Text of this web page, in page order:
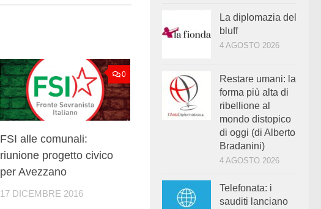
0
FSI alle comunali:
riunione progetto civico
per Avezzano
17 DICEMBRE 2016
La diplomazia del
bluff
4 AGOSTO 2026
Restare umani: la
forma più alta di
ribellione al
mondo distopico
di oggi (di Alberto
Bradanini)
4 AGOSTO 2026
Telefonata: i
sauditi lanciano